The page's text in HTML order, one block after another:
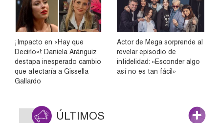
¡Impacto en «Hay que
Decirlo»!: Daniela Aránguiz
destapa inesperado cambio
que afectaría a Gissella
Gallardo
Actor de Mega sorprende al
revelar episodio de
infidelidad: «Esconder algo
así no es tan fácil»
ÚLTIMOS